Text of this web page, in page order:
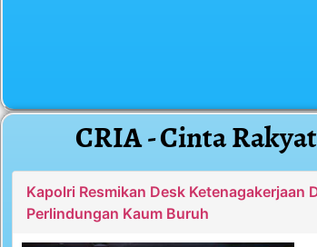
CRIA - Cinta
Kapolri Resmikan Desk Ketenagakerjaan
Perlindungan Kaum Buruh